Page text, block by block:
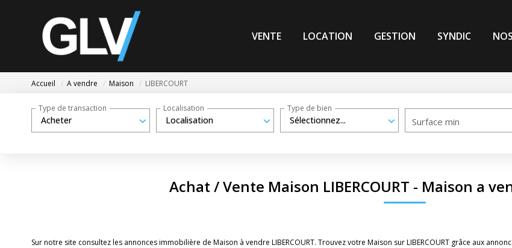
VENTE LOCATION GESTION SYNDIC
Accueil A vendre Maison LIBERCOURT
Acheter
Type de transaction
Localisation
Localisation
Sélectionnez...
Type de bien
Surface min
Achat / Vente Maison LIBERCOURT - Maison a
Sur notre site consultez les annonces immobilière de Maison à vendre LIBERCOURT. Trouvez votre Maison sur LIBERCOURT grâce aux